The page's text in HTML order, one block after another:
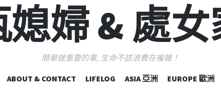
婦 & 處
簡單做重要的事, 生命不該浪費在複雜！
跳
ABOUT & CONTACT LIFELOG ASIA 亞洲 EUROPE 歐洲